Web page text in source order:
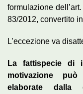
formulazione
83/2012, convertito
L’eccezione va
La fattispecie di
motivazione
elaborate dalla